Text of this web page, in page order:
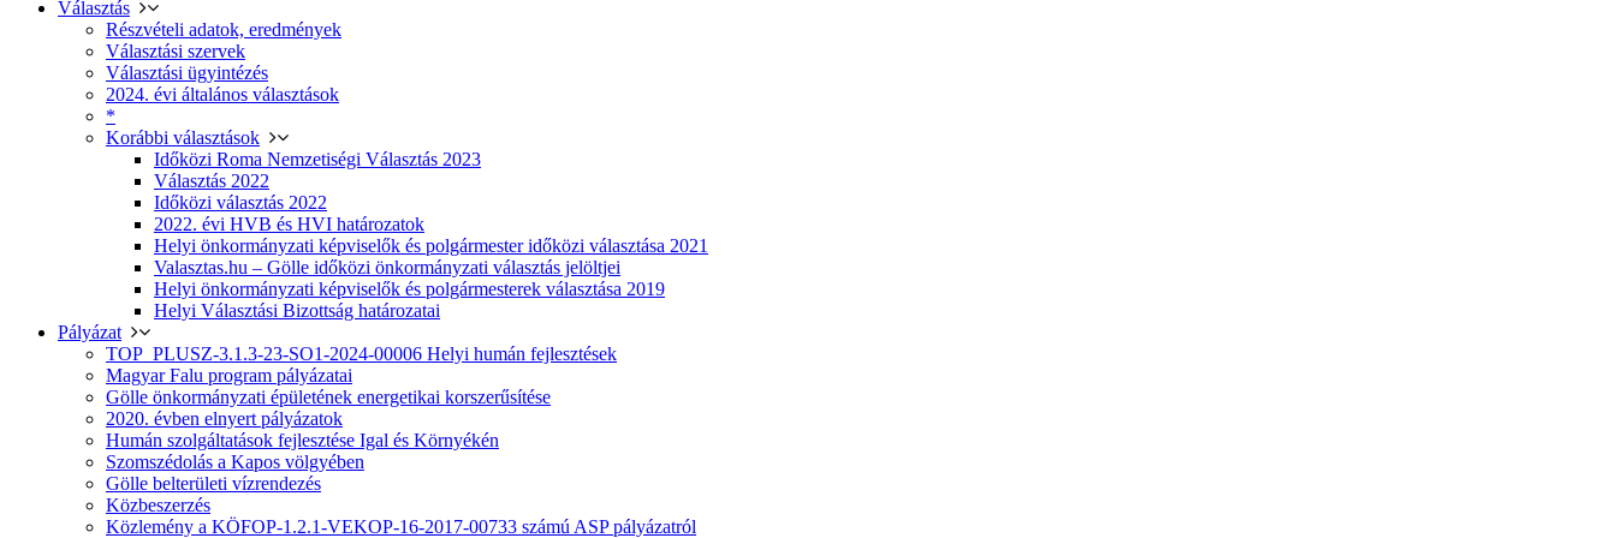
Választás
Részvételi adatok, eredmények
Választási szervek
Választási ügyintézés
2024. évi általános választások
*
Korábbi választások
Időközi Roma Nemzetiségi Választás 2023
Választás 2022
Időközi választás 2022
2022. évi HVB és HVI határozatok
Helyi önkormányzati képviselők és polgármester időközi választása 2021
Valasztas.hu – Gölle időközi önkormányzati választás jelöltjei
Helyi önkormányzati képviselők és polgármesterek választása 2019
Helyi Választási Bizottság határozatai
Pályázat
TOP_PLUSZ-3.1.3-23-SO1-2024-00006 Helyi humán fejlesztések
Magyar Falu program pályázatai
Gölle önkormányzati épületének energetikai korszerűsítése
2020. évben elnyert pályázatok
Humán szolgáltatások fejlesztése Igal és Környékén
Szomszédolás a Kapos völgyében
Gölle belterületi vízrendezés
Közbeszerzés
Közlemény a KÖFOP-1.2.1-VEKOP-16-2017-00733 számú ASP pályázatról